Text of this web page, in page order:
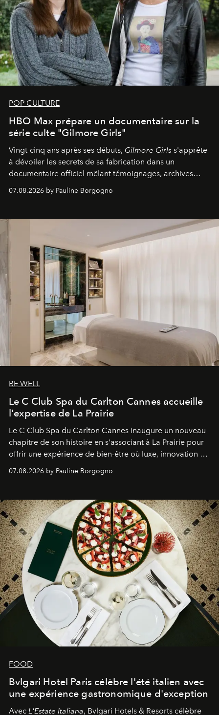
POP CULTURE
HBO Max prépare un documentaire sur la
série culte "Gilmore Girls"
Vingt-cinq ans après ses débuts, Gilmore Girls s'apprête
à dévoiler les secrets de sa fabrication dans un
documentaire officiel mêlant témoignages, archives
inédites et plongée dans les coulisses d'un phénomène
générationnel.
07.08.2026 by Pauline Borgogno
BE WELL
Le C Club Spa du Carlton Cannes accueille
l'expertise de La Prairie
Le C Club Spa du Carlton Cannes inaugure un nouveau
chapitre de son histoire en s'associant à La Prairie pour
offrir une expérience de bien-être où luxe, innovation et
expertise se rencontrent.
07.08.2026 by Pauline Borgogno
FOOD
Bvlgari Hotel Paris célèbre l'été italien avec
une expérience gastronomique d'exception
Avec L'Estate Italiana, Bvlgari Hotels & Resorts célèbre